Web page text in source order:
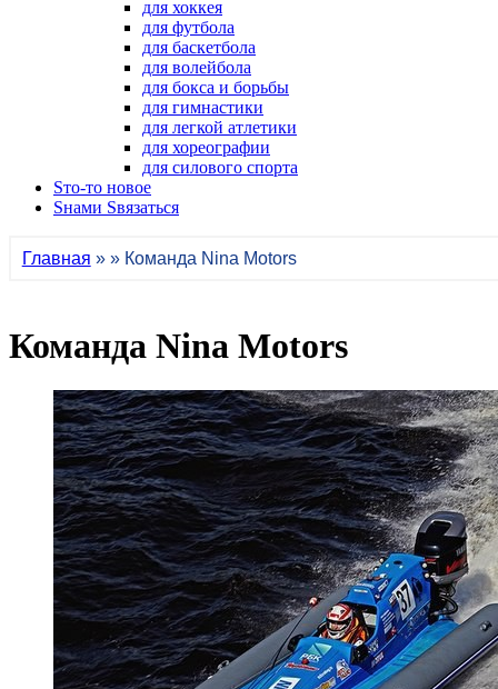
для хоккея
для футбола
для баскетбола
для волейбола
для бокса и борьбы
для гимнастики
для легкой атлетики
для хореографии
для силового спорта
Sто-то новое
Sнами Sвязаться
Главная » » Команда Nina Motors
Команда Nina Motors